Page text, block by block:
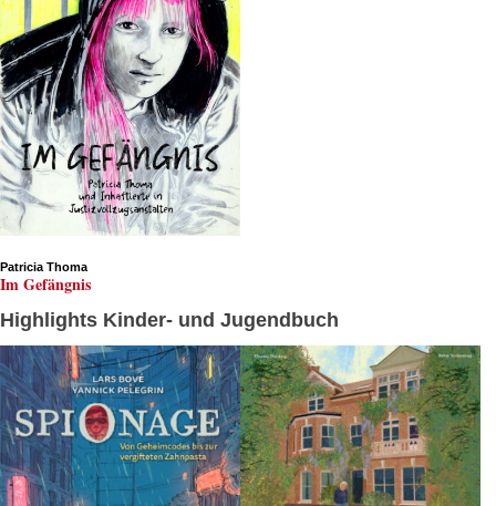
Patricia Thoma
Im Gefängnis
Highlights Kinder- und Jugendbuch